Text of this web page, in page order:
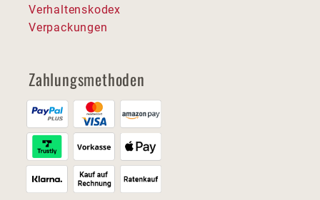
Verhaltenskodex
Verpackungen
Zahlungsmethoden